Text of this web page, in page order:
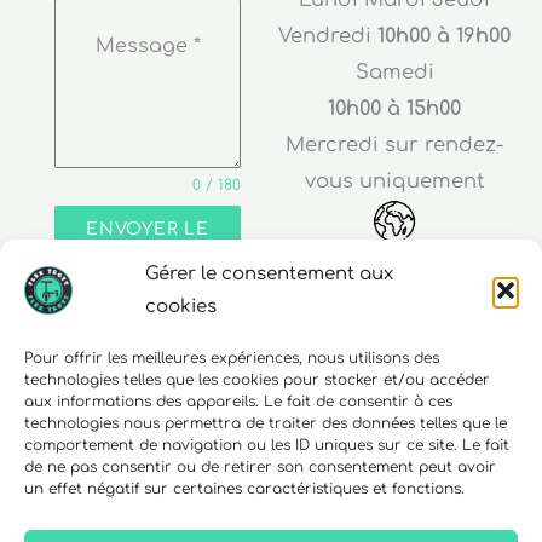
Gérer le consentement aux
cookies
Pour offrir les meilleures expériences, nous utilisons des
technologies telles que les cookies pour stocker et/ou accéder
aux informations des appareils. Le fait de consentir à ces
technologies nous permettra de traiter des données telles que le
comportement de navigation ou les ID uniques sur ce site. Le fait
de ne pas consentir ou de retirer son consentement peut avoir
un effet négatif sur certaines caractéristiques et fonctions.
Message *
0 / 180
ENVOYER LE
Vendredi 10h00 à 19h00
Samedi
10h00 à 15h00
Mercredi sur rendez-
vous uniquement
30 rue Edouard Richard
68000 Colmar
Téléphone